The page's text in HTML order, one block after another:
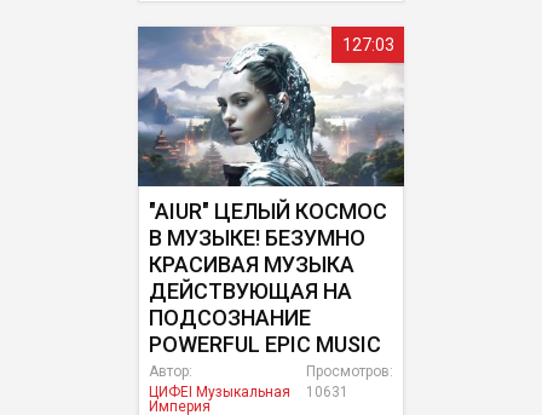
127:03
"AIUR" ЦЕЛЫЙ КОСМОС
В МУЗЫКЕ! БЕЗУМНО
КРАСИВАЯ МУЗЫКА
ДЕЙСТВУЮЩАЯ НА
ПОДСОЗНАНИЕ
POWERFUL EPIC MUSIC
Просмотров:
10631
Автор:
ЦИФЕI Музыкальная
Империя